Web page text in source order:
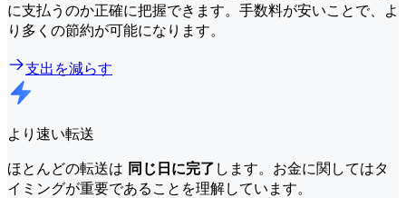
に支払うのか正確に把握できます。手数料が安いことで、よ
り多くの節約が可能になります。
支出を減らす
より速い転送
ほとんどの転送は 同じ日に完了 します。お金に関してはタ
イミングが重要であることを理解しています。